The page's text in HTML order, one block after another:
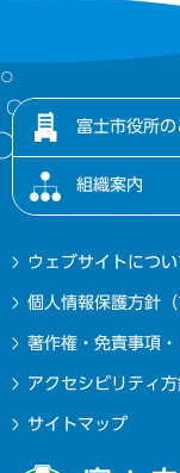
富士市役所の
組織案内
ウェブサイトについ
個人情報保護方針（
著作権・免責事項・
アクセシビリティ
サイトマップ